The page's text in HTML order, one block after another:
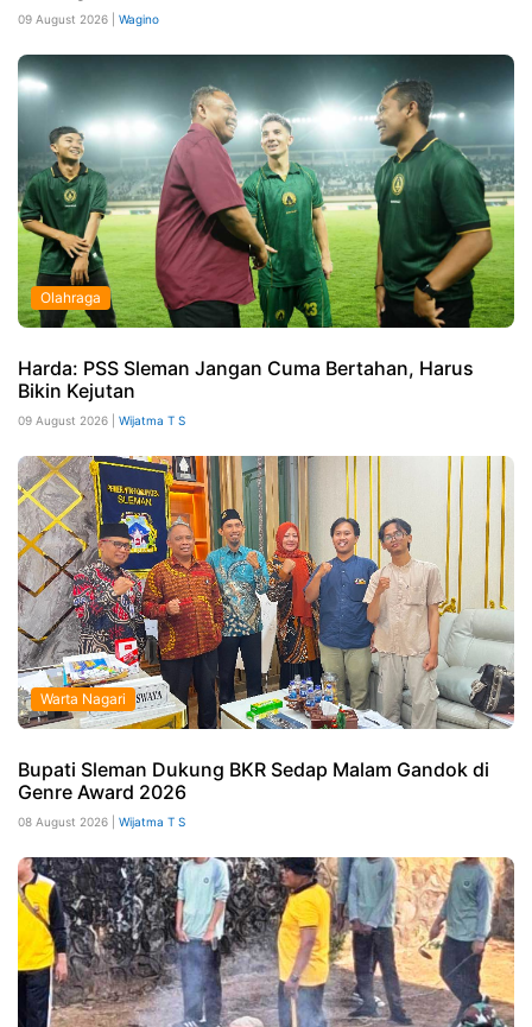
09 August 2026 | Wagino
Olahraga
Harda: PSS Sleman Jangan Cuma Bertahan, Harus
Bikin Kejutan
09 August 2026 | Wijatma T S
Warta Nagari
Bupati Sleman Dukung BKR Sedap Malam Gandok di
Genre Award 2026
08 August 2026 | Wijatma T S